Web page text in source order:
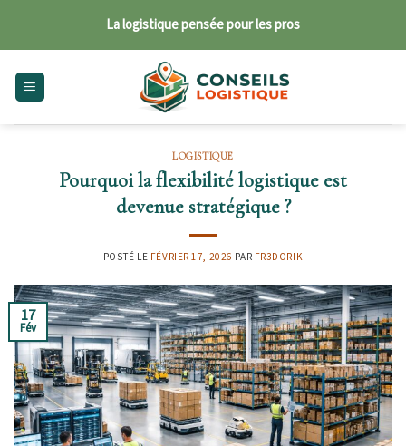
content
La logistique pensée pour les pros
LOGISTIQUE
Pourquoi la flexibilité logistique est
devenue stratégique ?
POSTÉ LE FÉVRIER 17, 2026 PAR FR3DORIK
17
Fév